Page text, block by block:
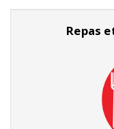
Repas